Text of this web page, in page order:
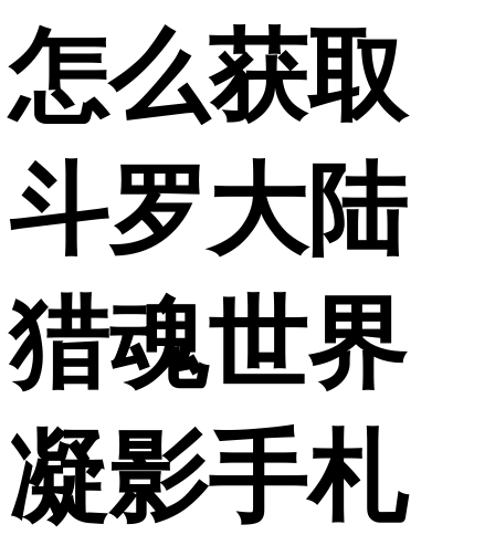
怎么获取
斗罗大陆
猎魂世界
凝影手札